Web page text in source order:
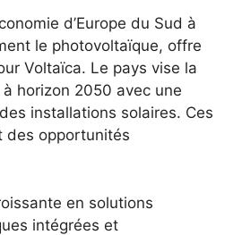
d’Europe du Sud à
le photovoltaïque, offre
Voltaïca. Le pays vise la
horizon 2050 avec une
installations solaires. Ces
des opportunités
en solutions
intégrées et